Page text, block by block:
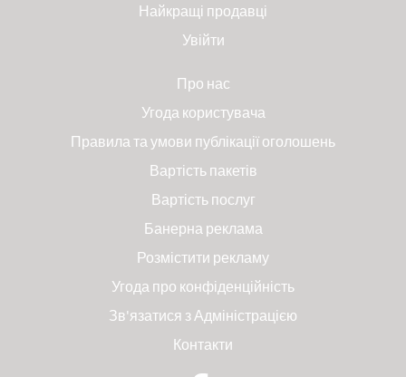
Найкращі продавці
Увійти
Про нас
Угода користувача
Правила та умови публікації оголошень
Вартість пакетів
Вартість послуг
Банерна реклама
Розмістити рекламу
Угода про конфіденційність
Зв'язатися з Адміністрацією
Контакти